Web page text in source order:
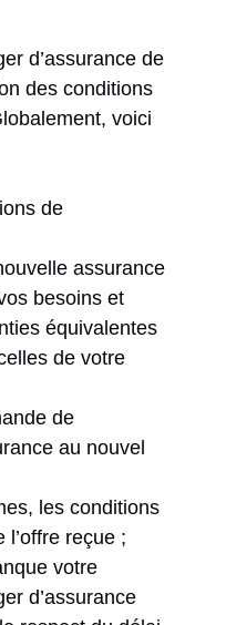
d’assurance de
des conditions
voici
de
assurance
besoins et
équivalentes
de votre
de
au nouvel
les conditions
l’offre reçue ;
votre
d’assurance